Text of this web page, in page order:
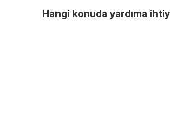
Hangi konuda yardıma